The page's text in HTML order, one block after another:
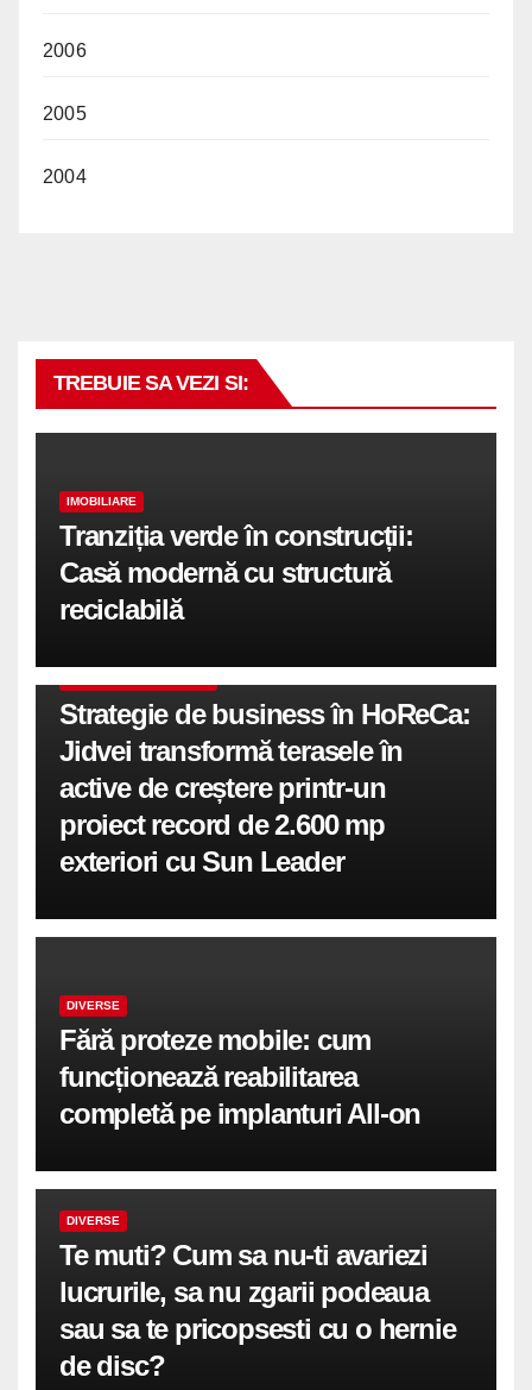
2006
2005
2004
TREBUIE SA VEZI SI:
IMOBILIARE
Tranziția verde în construcții:
Casă modernă cu structură
reciclabilă
Strategie de business în HoReCa:
Jidvei transformă terasele în
active de creștere printr-un
proiect record de 2.600 mp
exteriori cu Sun Leader
DIVERSE
Fără proteze mobile: cum
funcționează reabilitarea
completă pe implanturi All-on
DIVERSE
Te muti? Cum sa nu-ti avariezi
lucrurile, sa nu zgarii podeaua
sau sa te pricopsesti cu o hernie
de disc?